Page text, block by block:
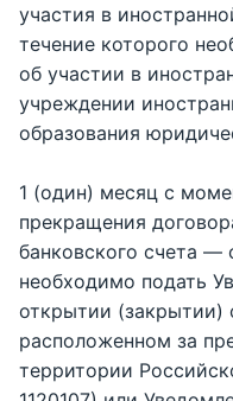
участия в
течение которого
об участии в
учреждении
образования
1 (один) месяц с
прекращения
банковского счета —
необходимо подать
открытии (закрытии)
расположенном за
территории